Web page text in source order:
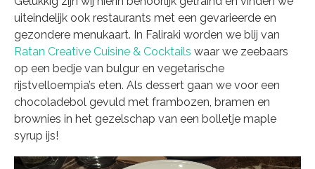
uiteindelijk ook restaurants met een gevarieerde en
gezondere menukaart. In Faliraki worden we blij van
Ratan Creative Cuisine & Cocktails waar we zeebaars
op een bedje van bulgur en vegetarische
rijstvelloempia’s eten. Als dessert gaan we voor een
chocoladebol gevuld met frambozen, bramen en
brownies in het gezelschap van een bolletje maple
syrup ijs!